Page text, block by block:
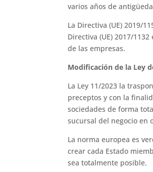
varios años de
La Directiva (UE) 2019/
Directiva (UE) 2017/
de las empresas.
Modificación de la Ley
La Ley 11/2023 la
preceptos y con la
sociedades de forma
sucursal del negocio en
La norma europea es
crear cada Estado
sea totalmente posible.